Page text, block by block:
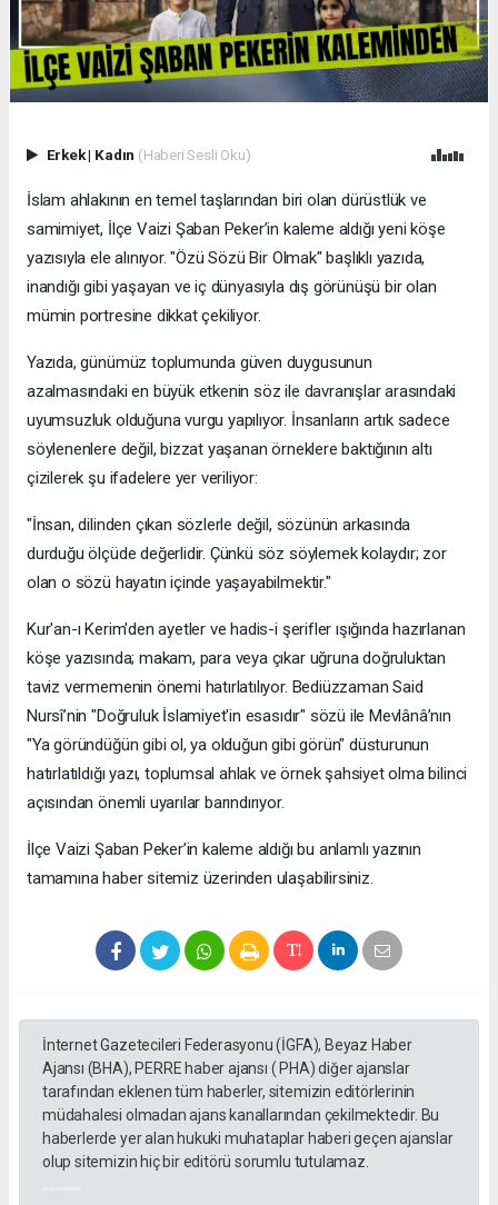
Erkek| Kadın (Haberi Sesli Oku)
İslam ahlakının en temel taşlarından biri olan dürüstlük ve
samimiyet, İlçe Vaizi Şaban Peker’in kaleme aldığı yeni köşe
yazısıyla ele alınıyor. "Özü Sözü Bir Olmak" başlıklı yazıda,
inandığı gibi yaşayan ve iç dünyasıyla dış görünüşü bir olan
mümin portresine dikkat çekiliyor.
​Yazıda, günümüz toplumunda güven duygusunun
azalmasındaki en büyük etkenin söz ile davranışlar arasındaki
uyumsuzluk olduğuna vurgu yapılıyor. İnsanların artık sadece
söylenenlere değil, bizzat yaşanan örneklere baktığının altı
çizilerek şu ifadelere yer veriliyor:
​"İnsan, dilinden çıkan sözlerle değil, sözünün arkasında
durduğu ölçüde değerlidir. Çünkü söz söylemek kolaydır; zor
olan o sözü hayatın içinde yaşayabilmektir."
​Kur'an-ı Kerim'den ayetler ve hadis-i şerifler ışığında hazırlanan
köşe yazısında; makam, para veya çıkar uğruna doğruluktan
taviz vermemenin önemi hatırlatılıyor. Bediüzzaman Said
Nursî’nin "Doğruluk İslamiyet'in esasıdır" sözü ile Mevlânâ’nın
"Ya göründüğün gibi ol, ya olduğun gibi görün" düsturunun
hatırlatıldığı yazı, toplumsal ahlak ve örnek şahsiyet olma bilinci
açısından önemli uyarılar barındırıyor.
​İlçe Vaizi Şaban Peker’in kaleme aldığı bu anlamlı yazının
tamamına haber sitemiz üzerinden ulaşabilirsiniz.
İnternet Gazetecileri Federasyonu (İGFA), Beyaz Haber
Ajansı (BHA), PERRE haber ajansı ( PHA) diğer ajanslar
tarafından eklenen tüm haberler, sitemizin editörlerinin
müdahalesi olmadan ajans kanallarından çekilmektedir. Bu
haberlerde yer alan hukuki muhataplar haberi geçen ajanslar
olup sitemizin hiç bir editörü sorumlu tutulamaz.